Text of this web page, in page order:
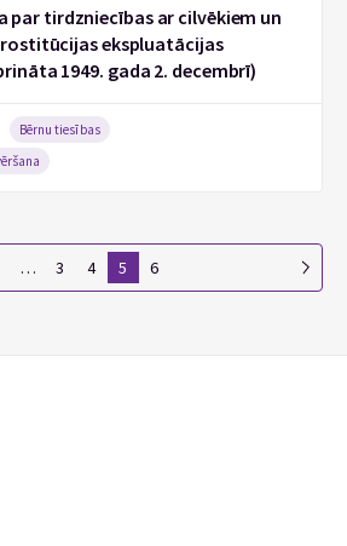
par tirdzniecības ar cilvēkiem un
ekspluatācijas
1949. gada 2. decembrī)
Bērnu tiesības
… 3 4 5 6